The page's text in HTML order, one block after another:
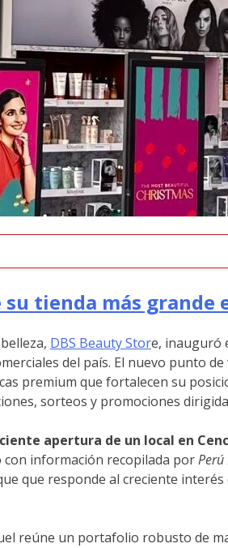
su tienda más grande
DBS Beauty Store, inauguró
del país. El nuevo punto
premium que fortalecen su
sorteos y promociones
apertura de un local en
con información recopilada porPerú
que responde al creciente
reúne un portafolio robusto de